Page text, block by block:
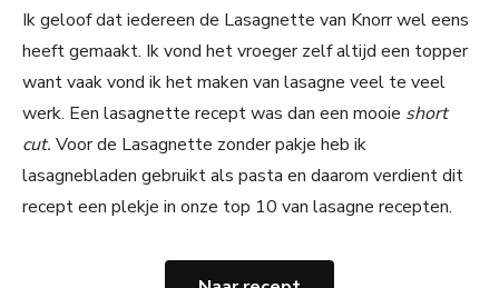
Ik geloof dat iedereen de Lasagnette van Knorr wel eens
heeft gemaakt. Ik vond het vroeger zelf altijd een topper
want vaak vond ik het maken van lasagne veel te veel
werk. Een lasagnette recept was dan een mooie short
cut. Voor de Lasagnette zonder pakje heb ik
lasagnebladen gebruikt als pasta en daarom verdient dit
recept een plekje in onze top 10 van lasagne recepten.